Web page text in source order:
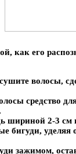
как его
волосы,
средство
шириной 2-3 см
бигуди, уделяя
зажимом,